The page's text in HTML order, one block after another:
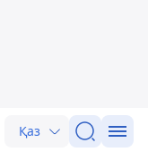
Қаз